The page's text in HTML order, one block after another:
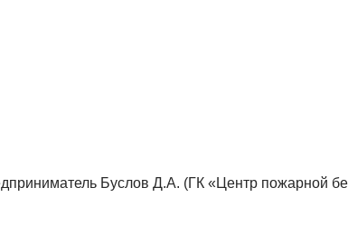
Буслов Д.А. (ГК «Центр пожарной